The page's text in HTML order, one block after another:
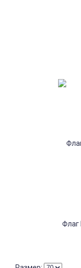
Флаг